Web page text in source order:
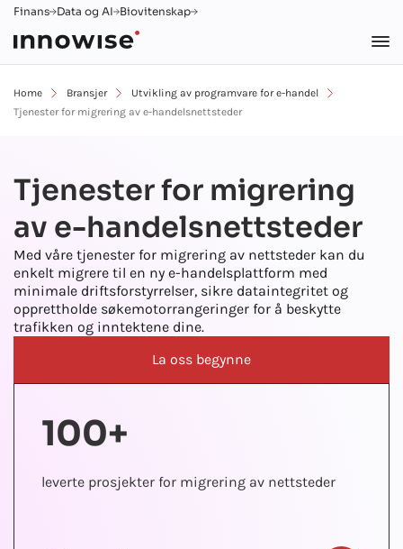
Finans Data og AI Biovitenskap
Home Bransjer
Utvikling av programvare for e-handel
Tjenester for migrering av e-handelsnettsteder
Tjenester for migrering
av e-handelsnettsteder
Med våre tjenester for migrering av nettsteder kan du
enkelt migrere til en ny e-handelsplattform med
minimale driftsforstyrrelser, sikre dataintegritet og
opprettholde søkemotorrangeringer for å beskytte
trafikken og inntektene dine.
La oss begynne
100+
leverte prosjekter for migrering av nettsteder